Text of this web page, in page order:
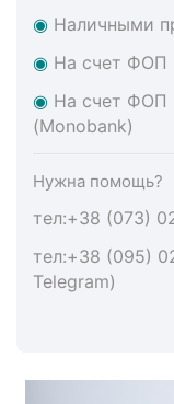
◉ Наличными
◉ На счет ФОП
◉ На счет ФОП
(Monobank)
Нужна помощь?
тел:+38 (073)
тел:+38 (095)
Telegram)